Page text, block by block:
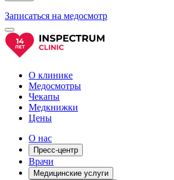
Записаться на медосмотр
О клинике
Медосмотры
Чекапы
Медкнижки
Цены
О нас
Пресс-центр
Врачи
Медицинские услуги